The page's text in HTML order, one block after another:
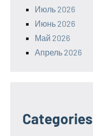
Июль 2026
Июнь 2026
Май 2026
Апрель 2026
Categories